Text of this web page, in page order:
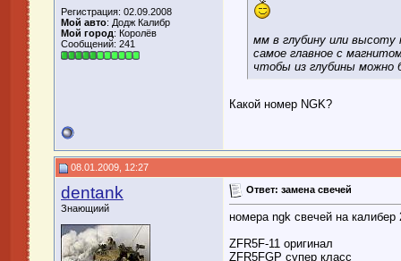
Регистрация: 02.09.2008
Мой авто: Додж Калибр
Мой город: Королёв
Сообщений: 241
мм в глубину или высоту
самое главное с
чтобы из глубины
Какой номер NGK?
08.01.2009, 12:27
dentank
Знающиий
Ответ: замена свечей
номера ngk свечей на калибер
ZFR5F-11 оригинал
ZFR5FGP супер класс